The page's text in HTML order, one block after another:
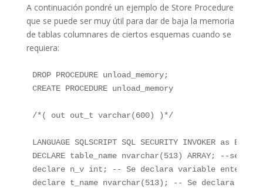
A continuación pondré un ejemplo de Store Procedure
que se puede ser muy útil para dar de baja la memoria
de tablas columnares de ciertos esquemas cuando se
requiera:
DROP PROCEDURE unload_memory;
CREATE PROCEDURE unload_memory
/*( out out_t varchar(600) )*/
LANGUAGE SQLSCRIPT SQL SECURITY INVOKER as BEGIN
DECLARE table_name nvarchar(513) ARRAY; --
declare n_v int; -- Se declara variable entera
declare t_name nvarchar(513); -- Se declara